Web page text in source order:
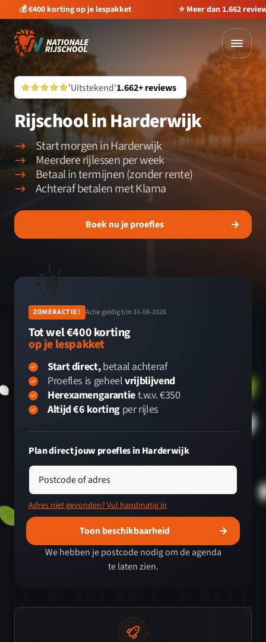
💰 €400 korting op je lespakket ⭐️ Meer dan 1.662
'Uitstekend'1.662+ reviews
Rijschool in Harderwijk
Start morgen in Harderwijk
Meerdere rijlessen per week
Betaal in termijnen (zonder rente)
Achteraf betalen met Klarna
Boek nu je proefles
☀️
ZOMERACTIE! Actie geldig t/m 31-08-2026
Tot wel €400 korting
op je lespakket
Start direct,betaal achteraf
Proefles is geheelvrijblijvend
Herexamengarantiet.w.v. €350
Altijd €6 kortingper rijles
Plan direct jouw proefles in Harderwijk
Postcode of adres
Adres niet gevonden? Vul handmatig in
Toon beschikbaarheid
We hebben je postcode nodig om de agenda
te laten zien.